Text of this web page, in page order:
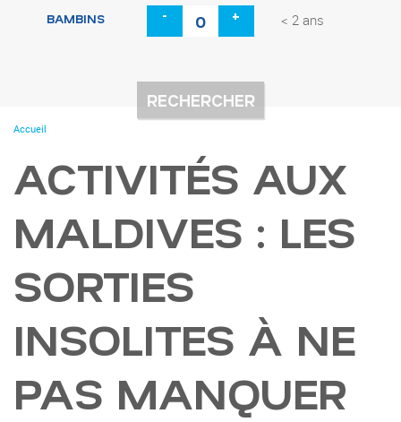
BAMBINS - + < 2 ans
You
Accueil
ACTIVITÉS AUX
MALDIVES : LES
SORTIES
INSOLITES À NE
PAS MANQUER